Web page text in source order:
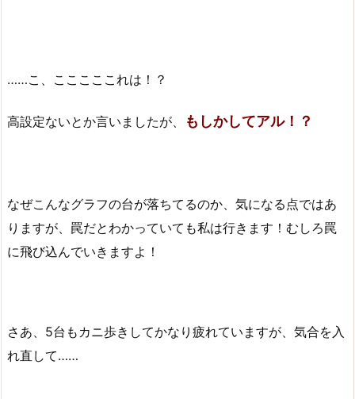
……こ、こここここれは！？
高設定ないとか言いましたが、 もしかしてアル！？
なぜこんなグラフの台が落ちてるのか、気になる点ではあ
りますが、罠だとわかっていても私は行きます！むしろ罠
に飛び込んでいきますよ！
さあ、5台もカニ歩きしてかなり疲れていますが、気合を入
れ直して……